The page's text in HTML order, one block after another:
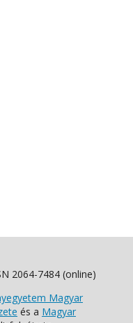
2064-7484 (online)
Magyar
és a Magyar